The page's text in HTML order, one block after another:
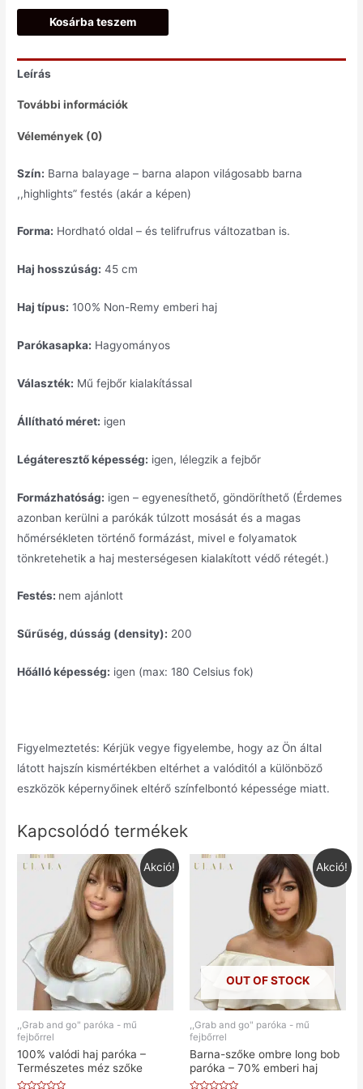
Kosárba teszem
Leírás
További információk
Vélemények (0)
Szín: Barna balayage – barna alapon világosabb barna
,,highlights” festés (akár a képen)
Forma: Hordható oldal – és telifrufrus változatban is.
Haj hosszúság: 45 cm
Haj típus: 100% Non-Remy emberi haj
Parókasapka: Hagyományos
Választék: Mű fejbőr kialakítással
Állítható méret: igen
Légáteresztő képesség: igen, lélegzik a fejbőr
Formázhatóság: igen – egyenesíthető, göndöríthető (Érdemes
azonban kerülni a parókák túlzott mosását és a magas
hőmérsékleten történő formázást, mivel e folyamatok
tönkretehetik a haj mesterségesen kialakított védő rétegét.)
Festés: nem ajánlott
Sűrűség, dússág (density): 200
Hőálló képesség: igen (max: 180 Celsius fok)
Figyelmeztetés: Kérjük vegye figyelembe, hogy az Ön által
látott hajszín kismértékben eltérhet a valóditól a különböző
eszközök képernyőinek eltérő színfelbontó képessége miatt.
Kapcsolódó termékek
Akció!
,,Grab and go" paróka - mű
fejbőrrel
100% valódi haj paróka –
Természetes méz szőke
Akció!
OUT OF STOCK
,,Grab and go" paróka - mű
fejbőrrel
Barna-szőke ombre long bob
paróka – 70% emberi haj